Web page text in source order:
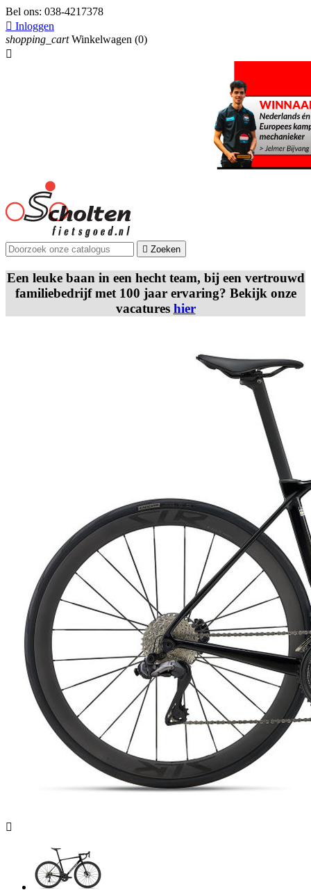
Bel ons: 038-4217378
 Inloggen
shopping_cart Winkelwagen (0)

 Zoeken
Een leuke baan in een hecht team, bij een vertrouwd
familiebedrijf met 100 jaar ervaring? Bekijk onze
vacatures hier
